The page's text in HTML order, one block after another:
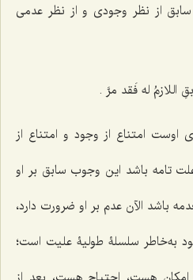
از نظر وجودی و از نظر عدمی
اللازمُ له فَقد مرَّ .
اوست امتناع از وجود و امتناع از
تامه باشد این وجوب سابق بر او
باشد الآن عدم بر او ضرورت دارد،
به‌خاطر سلسلۀ طولیۀ علیت است؛